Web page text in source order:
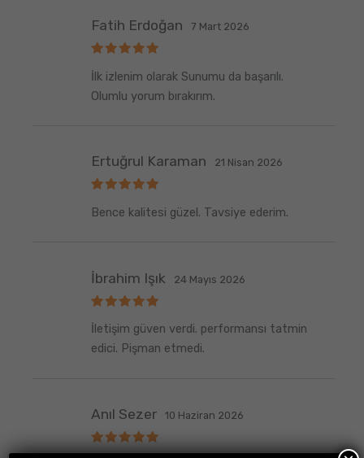
üzerinden
5 oy aldı
Fatih Erdoğan 7 Mart 2026
İlk izlenim olarak Sunumu da başarılı.
Olumlu yorum bırakırım.
üzerinden
Ertuğrul Karaman 21 Nisan 2026
Bence kalitesi güzel. Tavsiye ederim.
üzerinden
oy aldı
İbrahim Işık 24 Mayıs 2026
İletişim güven verdi. performansı tatmin
edici. Pişman etmedi.
5
Anıl Sezer 10 Haziran 2026